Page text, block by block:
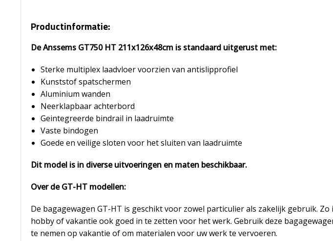
Productinformatie:
De Anssems GT750 HT 211x126x48cm is standaard uitgerust met:
Sterke multiplex laadvloer voorzien van antislipprofiel
Kunststof spatschermen
Aluminium wanden
Neerklapbaar achterbord
Geintegreerde bindrail in laadruimte
Vaste bindogen
Goede en veilige sloten voor het sluiten van laadruimte
Dit model is in diverse uitvoeringen en maten beschikbaar.
Over de GT-HT modellen:
De bagagewagen GT-HT is geschikt voor zowel particulier als zakelijk gebruik.
hobby of vakantie ook goed in te zetten voor het werk. Gebruik deze
te nemen op vakantie of om materialen voor uw werk te vervoeren.